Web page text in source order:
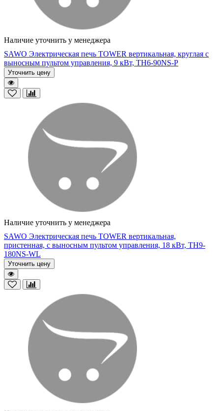
Наличие уточнить у менеджера
SAWO Электрическая печь TOWER вертикальная, круглая с
выносным пультом управления, 9 кВт, TH6-90NS-P
Уточнить цену
Наличие уточнить у менеджера
SAWO Электрическая печь TOWER вертикальная,
пристенная, с выносным пультом управления, 18 кВт, TH9-
180NS-WL
Уточнить цену